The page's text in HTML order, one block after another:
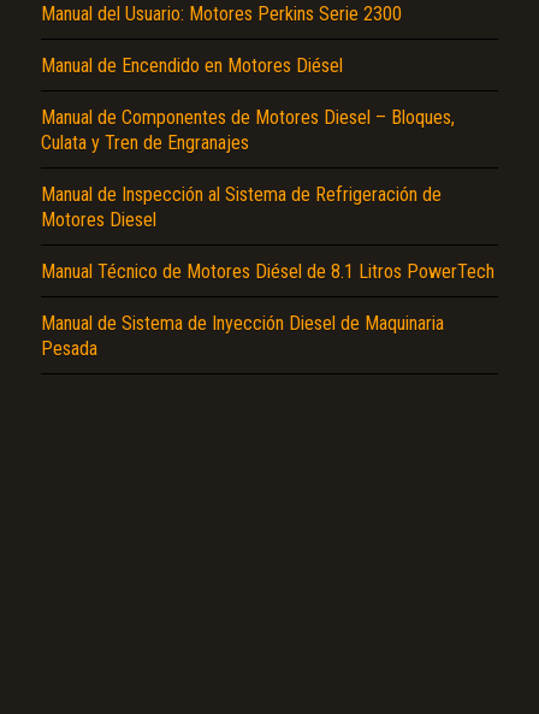
Manual del Usuario: Motores Perkins Serie 2300
Manual de Encendido en Motores Diésel
Manual de Componentes de Motores Diesel – Bloques,
Culata y Tren de Engranajes
Manual de Inspección al Sistema de Refrigeración de
Motores Diesel
Manual Técnico de Motores Diésel de 8.1 Litros PowerTech
Manual de Sistema de Inyección Diesel de Maquinaria
Pesada
El Título es incorrecto según el contenido.
Texto o Imagen de portada son erróneos.
No carga o no se visualiza el contenido.
Reportar otro tipo de error...